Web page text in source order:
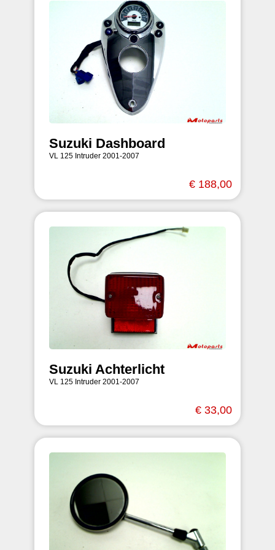
Suzuki Dashboard
VL 125 Intruder 2001-2007
€ 188,00
Suzuki Achterlicht
VL 125 Intruder 2001-2007
€ 33,00